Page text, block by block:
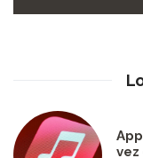
vez